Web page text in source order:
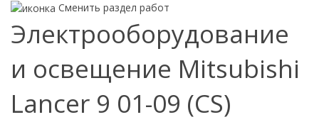
Сменить раздел работ
Электрооборудование
и освещение Mitsubishi
Lancer 9 01-09 (CS)